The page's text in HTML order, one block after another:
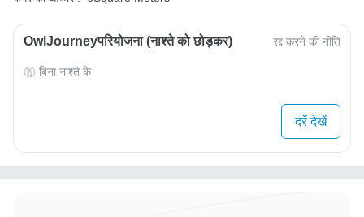
OwlJourneyपरियोजना (नाश्ते को छोड़कर) रद्द करने की नीति
बिना नाश्ते के
दरें देखें